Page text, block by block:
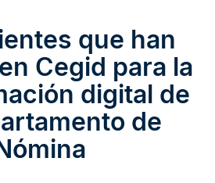
que han
Cegid para la
digital de
de